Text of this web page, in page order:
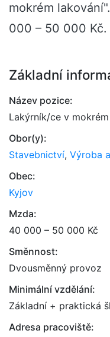
mokrém
000 – 50 000 Kč.
Základní
Název pozice:
Lakýrník/ce v
Obor(y):
Stavebnictví, Výroba
Obec:
Kyjov
Mzda:
40 000 – 50 000 Kč
Směnnost:
Dvousměnný provoz
Minimální vzdělání:
Základní + praktická
Adresa pracoviště: